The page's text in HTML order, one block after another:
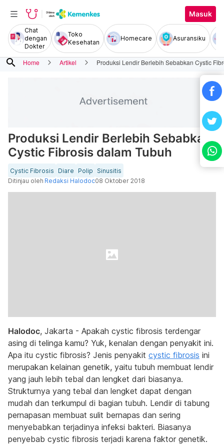
Masuk
Chat
dengan
Dokter
Toko
Kesehatan
Homecare Asuransiku
search Home Artikel Produksi Lendir Berlebih Sebabkan Cystic
Produksi Lendir Berlebih Sebabkan
Cystic Fibrosis dalam Tubuh
Cystic Fibrosis Diare Polip
Sinusitis
Ditinjau oleh Redaksi Halodoc08 Oktober 2018
Halodoc, Jakarta - Apakah cystic fibrosis terdengar
asing di telinga kamu? Yuk, kenalan dengan penyakit ini.
Apa itu cystic fibrosis? Jenis penyakit cystic fibrosis ini
merupakan kelainan genetik, yaitu tubuh membuat lendir
yang jauh lebih tebal dan lengket dari biasanya.
Strukturnya yang tebal dan lengket dapat dengan
mudah dan terkumpul di bagian tubuh. Lendir di tabung
pernapasan membuat sulit bernapas dan sering
menyebabkan terjadinya infeksi bakteri. Biasanya
penyebab cystic fibrosis terjadi karena faktor genetik.